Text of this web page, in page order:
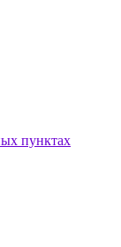
пунктах